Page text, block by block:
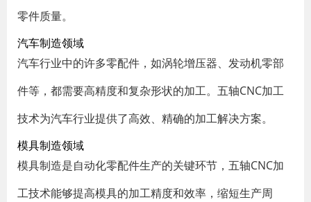
零件质量。
汽车制造领域
汽车行业中的许多零配件，如涡轮增压器、发动机零部
件等，都需要高精度和复杂形状的加工。五轴CNC加工
技术为汽车行业提供了高效、精确的加工解决方案。
模具制造领域
模具制造是自动化零配件生产的关键环节，五轴CNC加
工技术能够提高模具的加工精度和效率，缩短生产周